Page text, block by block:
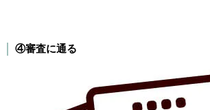
④審査に通る